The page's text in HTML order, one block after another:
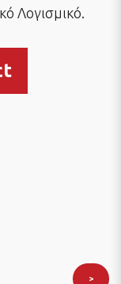
Λογισμικό.
>